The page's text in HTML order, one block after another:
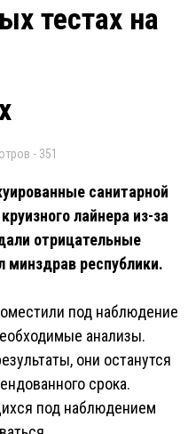
тестах на
- 351
санитарной
лайнера из-за
отрицательные
республики.
под наблюдение
анализы.
они останутся
срока.
под наблюдением